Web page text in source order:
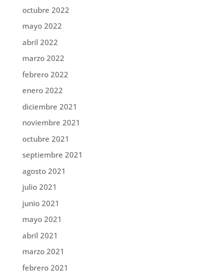
octubre 2022
mayo 2022
abril 2022
marzo 2022
febrero 2022
enero 2022
diciembre 2021
noviembre 2021
octubre 2021
septiembre 2021
agosto 2021
julio 2021
junio 2021
mayo 2021
abril 2021
marzo 2021
febrero 2021